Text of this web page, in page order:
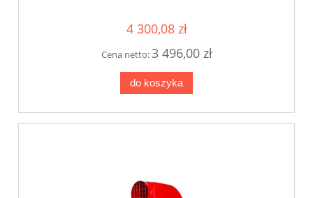
4 300,08 zł
Cena netto:3 496,00 zł
do koszyka